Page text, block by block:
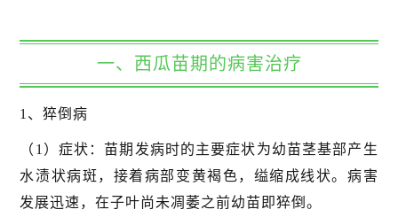
一、西瓜苗期的病害治疗
1、猝倒病
（1）症状：苗期发病时的主要症状为幼苗茎基部产生
水渍状病斑，接着病部变黄褐色，缢缩成线状。病害
发展迅速，在子叶尚未凋萎之前幼苗即猝倒。